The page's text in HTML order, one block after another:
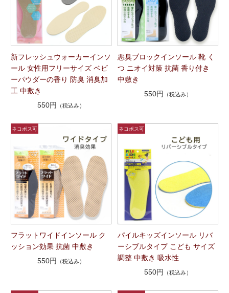
新フレッシュウォーカーインソ
ール 女性用フリーサイズ ベビ
ーパウダーの香り 防臭 消臭加
工 中敷き
550円
（税込み）
悪臭ブロックインソール 靴 く
つ ニオイ対策 抗菌 香り付き
中敷き
550円
（税込み）
フラットワイドインソール ク
ッション効果 抗菌 中敷き
550円
（税込み）
パイルキッズインソール リバ
ーシブルタイプ こども サイズ
調整 中敷き 吸水性
550円
（税込み）